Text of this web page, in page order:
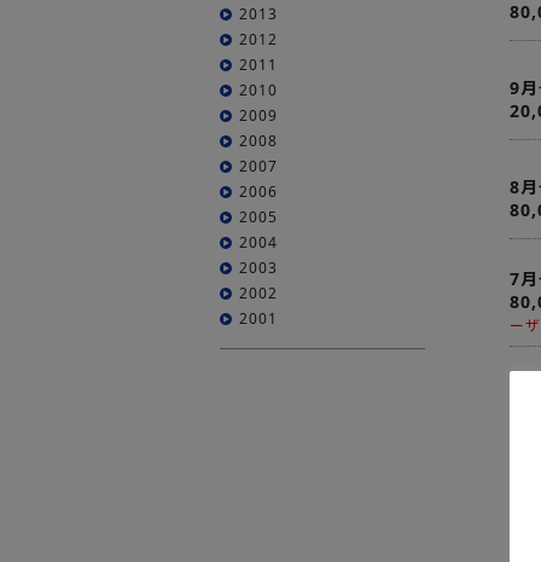
2013
2012
2011
2010
2009
2008
2007
2006
2005
2004
2003
2002
2001
9月
8月
7月
ー